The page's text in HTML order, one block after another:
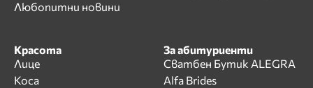
Любопитни новини
Красота
Лице
Коса
За абитуриенти
Сватбен Бутик ALEGRA
Alfa Brides